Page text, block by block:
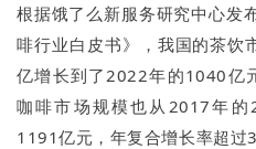
根据饿了么新服务研究中心发
啡行业白皮书》，我国的茶
亿增长到了2022年的1040亿
咖啡市场规模也从2017年
1191亿元，年复合增长率超过